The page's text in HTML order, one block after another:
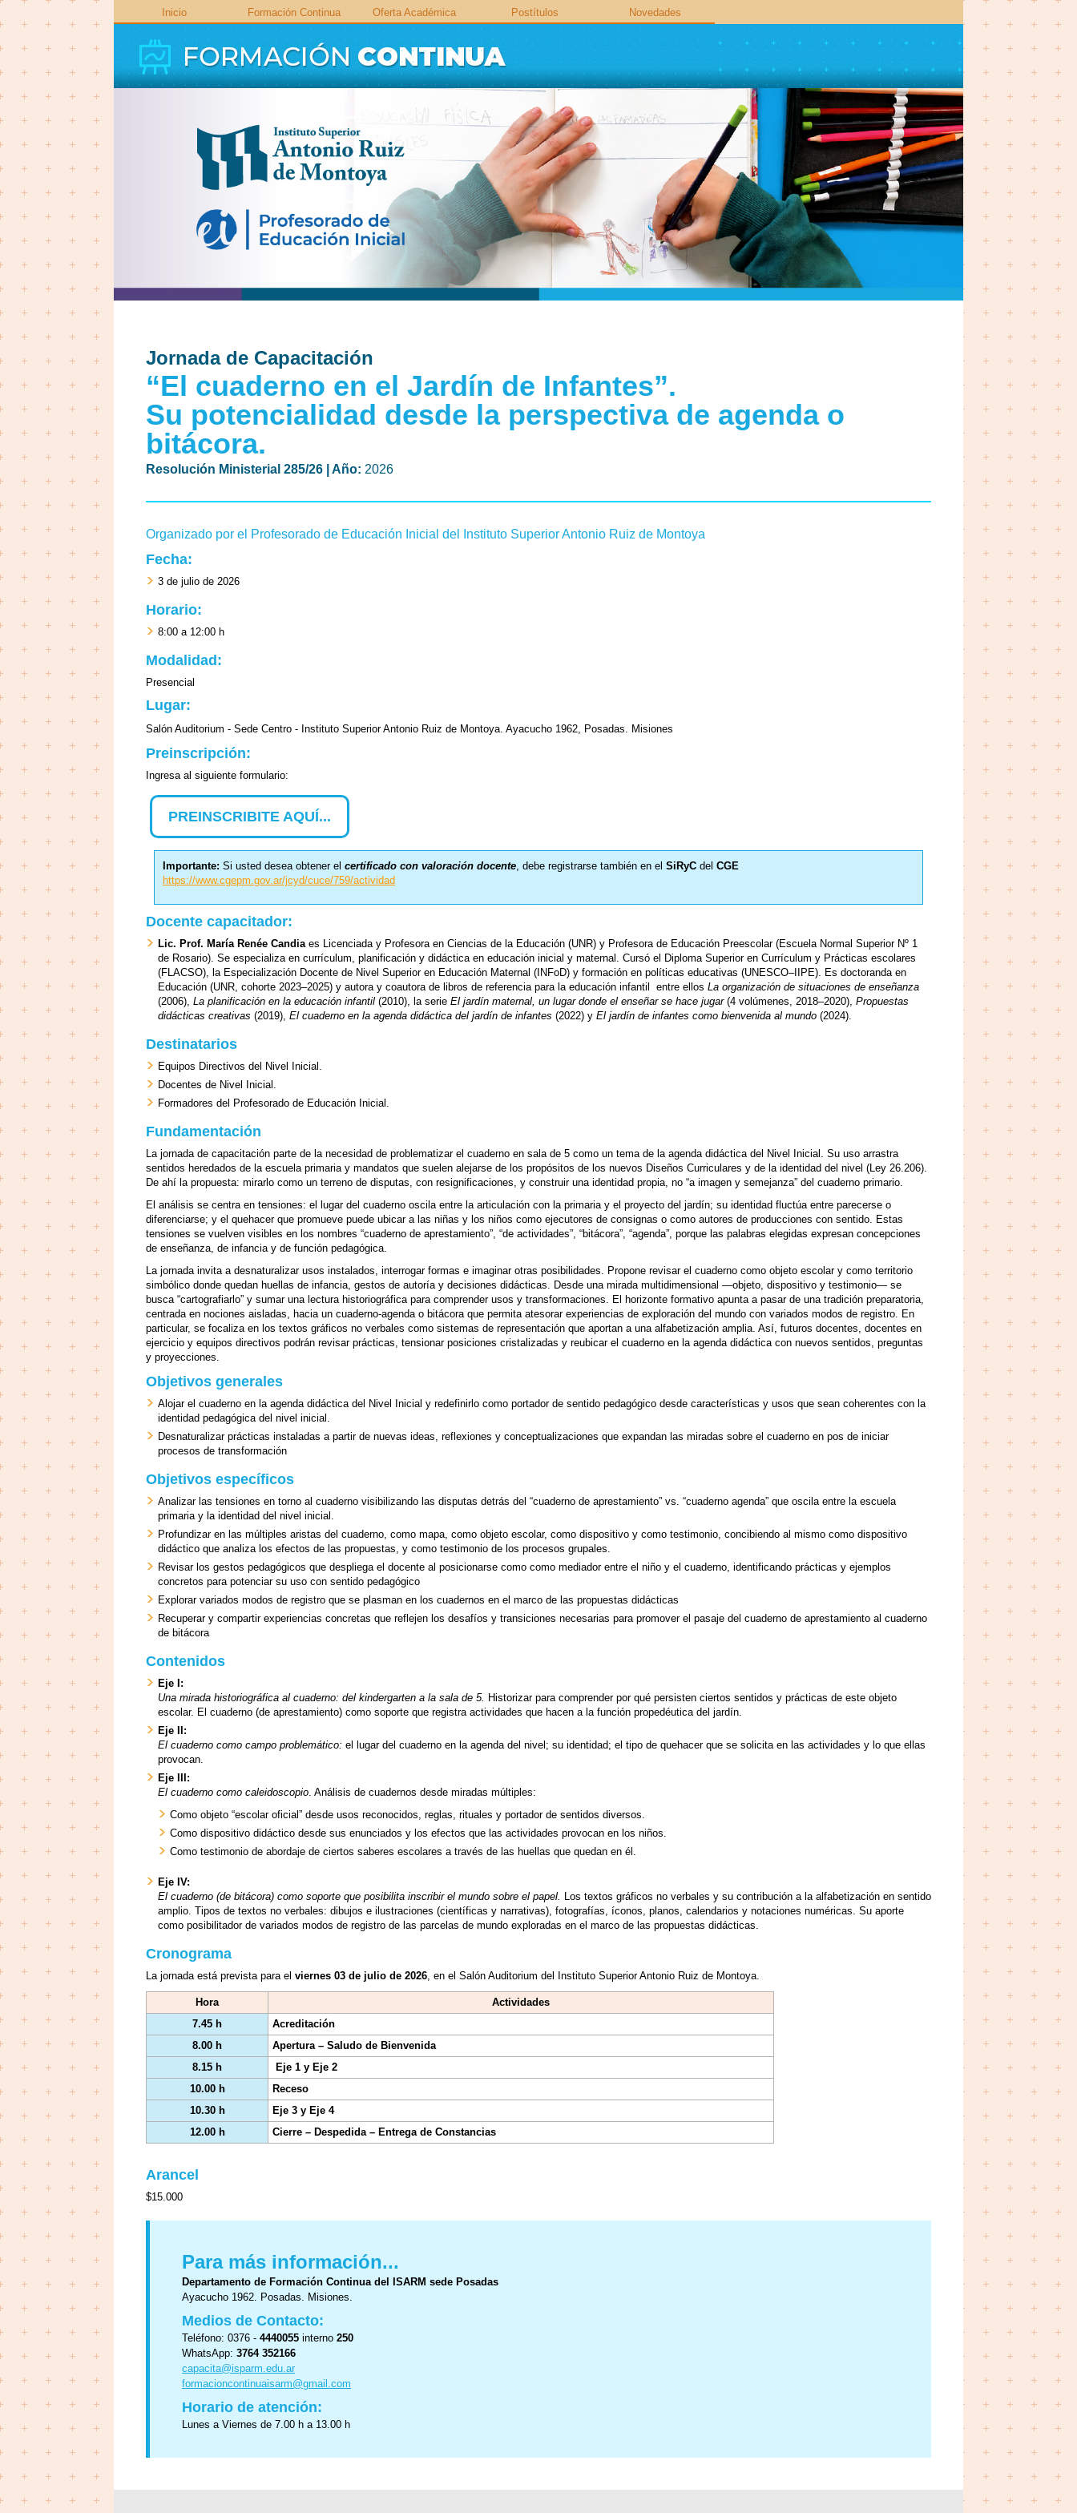
Inicio Formación Continua Oferta Académica Postítulos Novedades
Jornada de Capacitación
“El cuaderno en el Jardín de Infantes”.
Su potencialidad desde la perspectiva de agenda o
bitácora.
Resolución Ministerial 285/26 | Año: 2026
Organizado por el Profesorado de Educación Inicial del Instituto Superior Antonio Ruiz de Montoya
Fecha:
3 de julio de 2026
Horario:
8:00 a 12:00 h
Modalidad:
Presencial
Lugar:
Salón Auditorium - Sede Centro - Instituto Superior Antonio Ruiz de Montoya. Ayacucho 1962, Posadas. Misiones
Preinscripción:
Ingresa al siguiente formulario:
PREINSCRIBITE AQUÍ...
Importante: Si usted desea obtener el certificado con valoración docente , debe registrarse también en el SiRyC del CGE
https://www.cgepm.gov.ar/jcyd/cuce/759/actividad
Docente capacitador:
Lic. Prof. María Renée Candia es Licenciada y Profesora en Ciencias de la Educación (UNR) y Profesora de Educación Preescolar (Escuela Normal Superior Nº 1
de Rosario). Se especializa en currículum, planificación y didáctica en educación inicial y maternal. Cursó el Diploma Superior en Currículum y Prácticas escolares
(FLACSO), la Especialización Docente de Nivel Superior en Educación Maternal (INFoD) y formación en políticas educativas (UNESCO–IIPE). Es doctoranda en
Educación (UNR, cohorte 2023–2025) y autora y coautora de libros de referencia para la educación infantil entre ellos La organización de situaciones de enseñanza
(2006), La planificación en la educación infantil (2010), la serie El jardín maternal, un lugar donde el enseñar se hace jugar(4 volúmenes, 2018–2020), Propuestas
didácticas creativas (2019), El cuaderno en la agenda didáctica del jardín de infantes (2022) y El jardín de infantes como bienvenida al mundo (2024).
Destinatarios
Equipos Directivos del Nivel Inicial.
Docentes de Nivel Inicial.
Formadores del Profesorado de Educación Inicial.
Fundamentación
La jornada de capacitación parte de la necesidad de problematizar el cuaderno en sala de 5 como un tema de la agenda didáctica del Nivel Inicial. Su uso arrastra
sentidos heredados de la escuela primaria y mandatos que suelen alejarse de los propósitos de los nuevos Diseños Curriculares y de la identidad del nivel (Ley 26.206).
De ahí la propuesta: mirarlo como un terreno de disputas, con resignificaciones, y construir una identidad propia, no “a imagen y semejanza” del cuaderno primario.
El análisis se centra en tensiones: el lugar del cuaderno oscila entre la articulación con la primaria y el proyecto del jardín; su identidad fluctúa entre parecerse o
diferenciarse; y el quehacer que promueve puede ubicar a las niñas y los niños como ejecutores de consignas o como autores de producciones con sentido. Estas
tensiones se vuelven visibles en los nombres “cuaderno de aprestamiento”, “de actividades”, “bitácora”, “agenda”, porque las palabras elegidas expresan concepciones
de enseñanza, de infancia y de función pedagógica.
La jornada invita a desnaturalizar usos instalados, interrogar formas e imaginar otras posibilidades. Propone revisar el cuaderno como objeto escolar y como territorio
simbólico donde quedan huellas de infancia, gestos de autoría y decisiones didácticas. Desde una mirada multidimensional —objeto, dispositivo y testimonio— se
busca “cartografiarlo” y sumar una lectura historiográfica para comprender usos y transformaciones. El horizonte formativo apunta a pasar de una tradición preparatoria,
centrada en nociones aisladas, hacia un cuaderno-agenda o bitácora que permita atesorar experiencias de exploración del mundo con variados modos de registro. En
particular, se focaliza en los textos gráficos no verbales como sistemas de representación que aportan a una alfabetización amplia. Así, futuros docentes, docentes en
ejercicio y equipos directivos podrán revisar prácticas, tensionar posiciones cristalizadas y reubicar el cuaderno en la agenda didáctica con nuevos sentidos, preguntas
y proyecciones.
Objetivos generales
Alojar el cuaderno en la agenda didáctica del Nivel Inicial y redefinirlo como portador de sentido pedagógico desde características y usos que sean coherentes con la
identidad pedagógica del nivel inicial.
Desnaturalizar prácticas instaladas a partir de nuevas ideas, reflexiones y conceptualizaciones que expandan las miradas sobre el cuaderno en pos de iniciar
procesos de transformación
Objetivos específicos
Analizar las tensiones en torno al cuaderno visibilizando las disputas detrás del “cuaderno de aprestamiento” vs. “cuaderno agenda” que oscila entre la escuela
primaria y la identidad del nivel inicial.
Profundizar en las múltiples aristas del cuaderno, como mapa, como objeto escolar, como dispositivo y como testimonio, concibiendo al mismo como dispositivo
didáctico que analiza los efectos de las propuestas, y como testimonio de los procesos grupales.
Revisar los gestos pedagógicos que despliega el docente al posicionarse como como mediador entre el niño y el cuaderno, identificando prácticas y ejemplos
concretos para potenciar su uso con sentido pedagógico
Explorar variados modos de registro que se plasman en los cuadernos en el marco de las propuestas didácticas
Recuperar y compartir experiencias concretas que reflejen los desafíos y transiciones necesarias para promover el pasaje del cuaderno de aprestamiento al cuaderno
de bitácora
Contenidos
Eje I:
Una mirada historiográfica al cuaderno: del kindergarten a la sala de 5. Historizar para comprender por qué persisten ciertos sentidos y prácticas de este objeto
escolar. El cuaderno (de aprestamiento) como soporte que registra actividades que hacen a la función propedéutica del jardín.
Eje II:
El cuaderno como campo problemático: el lugar del cuaderno en la agenda del nivel; su identidad; el tipo de quehacer que se solicita en las actividades y lo que ellas
provocan.
Eje III:
El cuaderno como caleidoscopio . Análisis de cuadernos desde miradas múltiples:
Como objeto “escolar oficial” desde usos reconocidos, reglas, rituales y portador de sentidos diversos.
Como dispositivo didáctico desde sus enunciados y los efectos que las actividades provocan en los niños.
Como testimonio de abordaje de ciertos saberes escolares a través de las huellas que quedan en él.
Eje IV:
El cuaderno (de bitácora) como soporte que posibilita inscribir el mundo sobre el papel.
Los textos gráficos no verbales y su contribución a la alfabetización en sentido
amplio. Tipos de textos no verbales: dibujos e ilustraciones (científicas y narrativas), fotografías, íconos, planos, calendarios y notaciones numéricas. Su aporte
como posibilitador de variados modos de registro de las parcelas de mundo exploradas en el marco de las propuestas didácticas.
Cronograma
La jornada está prevista para el viernes 03 de julio de 2026 , en el Salón Auditorium del Instituto Superior Antonio Ruiz de Montoya.
Hora
Actividades
7.45 h
Acreditación
8.00 h
Apertura – Saludo de Bienvenida
8.15 h
Eje 1 y Eje 2
10.00 h
Receso
10.30 h
Eje 3 y Eje 4
12.00 h
Cierre – Despedida – Entrega de Constancias
Arancel
$15.000
Para más información...
Departamento de Formación Continua del ISARM sede Posadas
Ayacucho 1962. Posadas. Misiones.
Medios de Contacto:
Teléfono: 0376 - 4440055 interno 250
WhatsApp: 3764 352166
capacita@isparm.edu.ar
formacioncontinuaisarm@gmail.com
Horario de atención:
Lunes a Viernes de 7.00 h a 13.00 h